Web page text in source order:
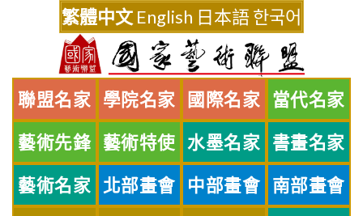
繁體中文 English 日本語한국어
聯盟名家 學院名家 國際名家 當代名家
藝術先鋒 藝術特使 水墨名家 書畫名家
藝術名家 北部畫會 中部畫會 南部畫會